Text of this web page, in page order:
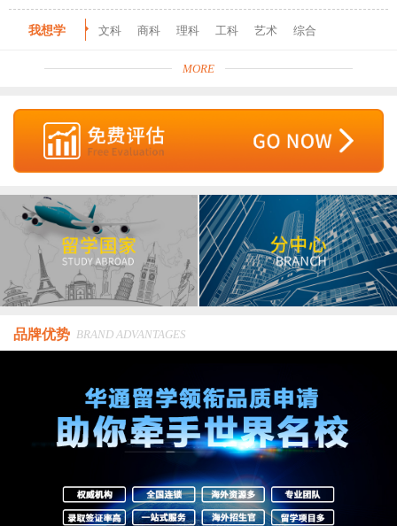
我想学 文科 商科 理科 工科 艺术 综合
MORE
品牌优势 BRAND ADVANTAGES